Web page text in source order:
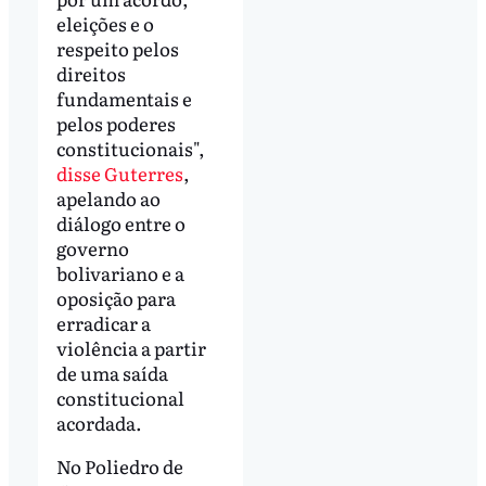
eleições e o
respeito pelos
direitos
fundamentais e
pelos poderes
constitucionais",
disse Guterres,
apelando ao
diálogo entre o
governo
bolivariano e a
oposição para
erradicar a
violência a partir
de uma saída
constitucional
acordada.
No Poliedro de